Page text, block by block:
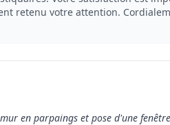
retenu votre attention.
en parpaings et pose d'une